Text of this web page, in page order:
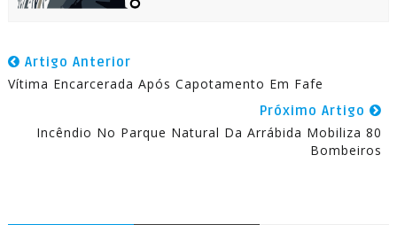
Artigo Anterior
Vítima Encarcerada Após Capotamento Em Fafe
Próximo Artigo
Incêndio No Parque Natural Da Arrábida Mobiliza 80
Bombeiros